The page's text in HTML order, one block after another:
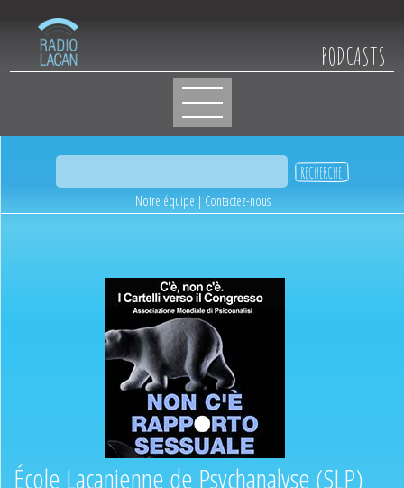
PODCASTS
Notre équipe | Contactez-nous
École Lacanienne de Psychanalyse (SLP)